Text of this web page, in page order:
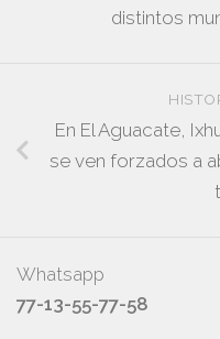
distintos
En El Aguacate,
se ven forzados a
Whatsapp
77-13-55-77-58